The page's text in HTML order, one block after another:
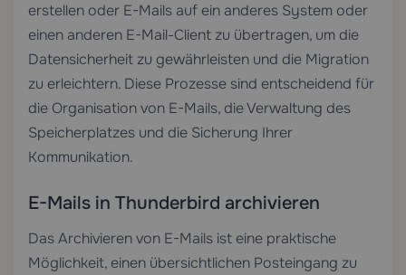
erstellen oder E-Mails auf ein anderes System oder
einen anderen E-Mail-Client zu übertragen, um die
Datensicherheit zu gewährleisten und die Migration
zu erleichtern. Diese Prozesse sind entscheidend für
die Organisation von E-Mails, die Verwaltung des
Speicherplatzes und die Sicherung Ihrer
Kommunikation.
E-Mails in Thunderbird archivieren
Das Archivieren von E-Mails ist eine praktische
Möglichkeit, einen übersichtlichen Posteingang zu